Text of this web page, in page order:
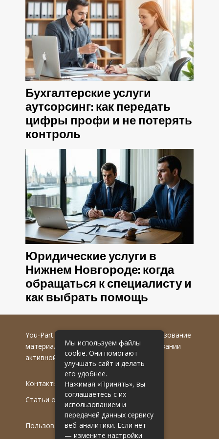
Бухгалтерские услуги
аутсорсинг: как передать
цифры профи и не потерять
контроль
Юридические услуги в
Нижнем Новгороде: когда
обращаться к специалисту и
как выбрать помощь
You-Part.ru
© 2016-2022 гг. Любое использование
материалов допускается только при указании
активной гиперссылки на первоисточник.
Контакты
Статьи от эксперта
Пользовательское соглашение
Мы используем файлы
cookie. Они помогают
улучшать сайт и делать
его удобнее.
Нажимая «Принять», вы
соглашаетесь с их
использованием и
передачей данных сервису
веб-аналитики. Если нет
— измените настройки